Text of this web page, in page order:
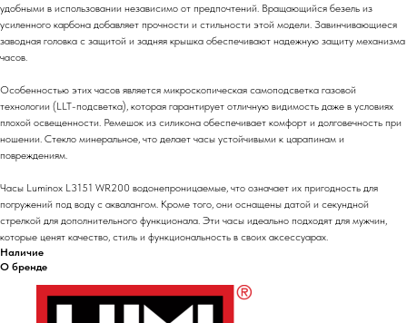
удобными в использовании независимо от предпочтений. Вращающийся безель из
усиленного карбона добавляет прочности и стильности этой модели. Завинчивающиеся
заводная головка с защитой и задняя крышка обеспечивают надежную защиту механизма
часов.
Особенностью этих часов является микроскопическая самоподсветка газовой
технологии (LLT-подсветка), которая гарантирует отличную видимость даже в условиях
плохой освещенности. Ремешок из силикона обеспечивает комфорт и долговечность при
ношении. Стекло минеральное, что делает часы устойчивыми к царапинам и
повреждениям.
Часы Luminox L3151 WR200 водонепроницаемые, что означает их пригодность для
погружений под воду с аквалангом. Кроме того, они оснащены датой и секундной
стрелкой для дополнительного функционала. Эти часы идеально подходят для мужчин,
которые ценят качество, стиль и функциональность в своих аксессуарах.
Наличие
О бренде